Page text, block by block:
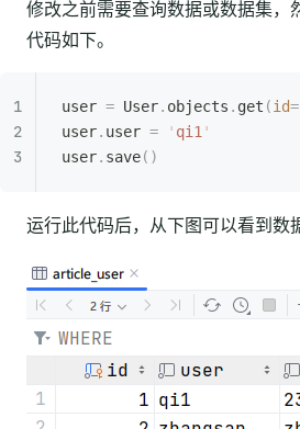
修改之前需要查询数据或数据集，
代码如下。
user = User. objects . get (id=
user. user = ' qi1 '
user. save()
运行此代码后，从下图可以看到数